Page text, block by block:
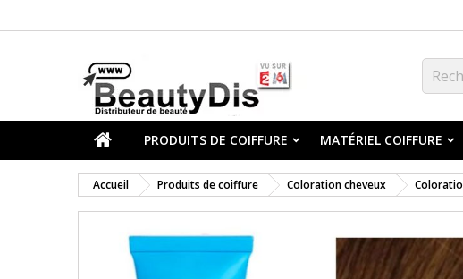
PRODUITS DE COIFFURE MATÉRIEL COIFFURE
Accueil Produits de coiffure Coloration cheveux